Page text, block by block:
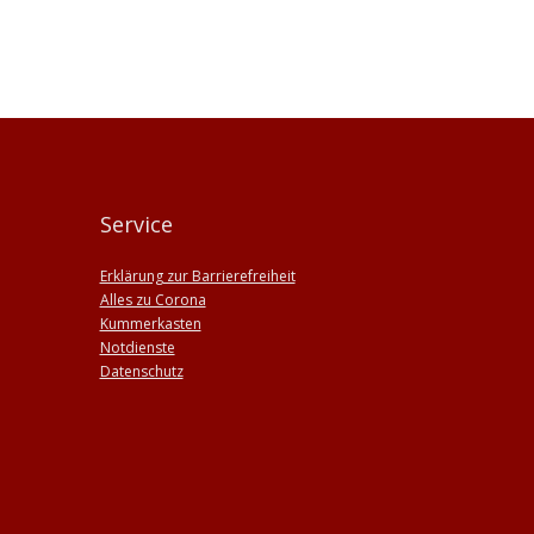
Service
Erklärung zur Barrierefreiheit
Alles zu Corona
Kummerkasten
Notdienste
Datenschutz